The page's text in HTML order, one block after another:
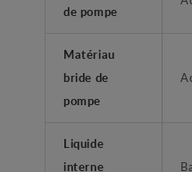
de pompe
Matériau
bride de
pompe
Liquide
interne